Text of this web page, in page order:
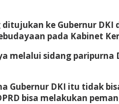
ke Gubernur
pada Kabinet
melalui sidang
Gubernur DKI itu tidak
bisa melakukan